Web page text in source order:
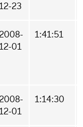
12-23
2008-
12-01
1:41:51
2008-
12-01
1:14:30